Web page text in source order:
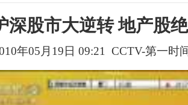
深股市大逆转 地产股
年05月19日 09:21 CCTV-第一时